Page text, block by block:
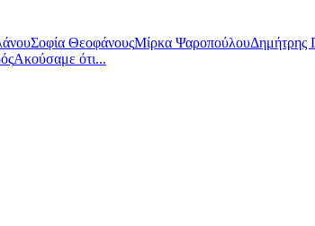
Σοφία ΘεοφάνουςΜίρκα ΨαροπούλουΔημήτρης
Ακούσαμε ότι...